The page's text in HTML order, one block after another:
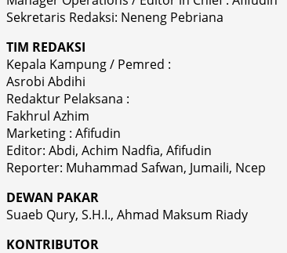
Sekretaris Redaksi: Neneng Pebriana
TIM REDAKSI
Kepala Kampung / Pemred :
Asrobi Abdihi
Redaktur Pelaksana :
Fakhrul Azhim
Marketing : Afifudin
Editor: Abdi, Achim Nadfia, Afifudin
Reporter: Muhammad Safwan, Jumaili, Ncep
DEWAN PAKAR
Suaeb Qury, S.H.I., Ahmad Maksum Riady
KONTRIBUTOR